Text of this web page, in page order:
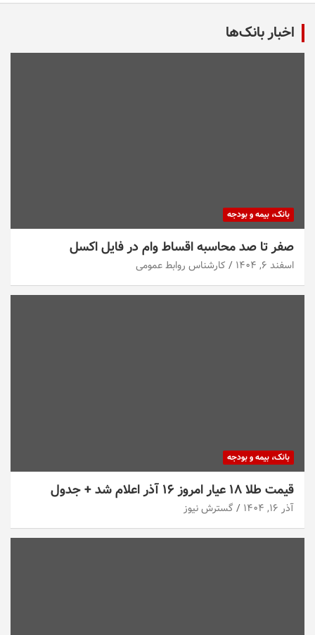
اخبار بانک‌ها
بانک، بیمه و بودجه
صفر تا صد محاسبه اقساط وام در فایل اکسل
اسفند ۶, ۱۴۰۴ کارشناس روابط عمومی
بانک، بیمه و بودجه
قیمت طلا ۱۸ عیار امروز ۱۶ آذر اعلام شد + جدول
آذر ۱۶, ۱۴۰۴ گسترش نیوز